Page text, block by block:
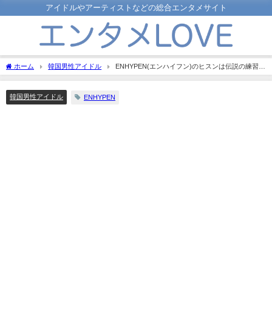
アイドルやアーティストなどの総合エンタメサイト
ホーム 韓国男性アイドル
ENHYPEN(エンハイフン)のヒスンは伝説の練習生
として知られていた？練習生期間とその内容をお教えします！
韓国男性アイドル ENHYPEN